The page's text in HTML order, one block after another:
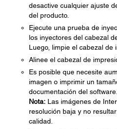
desactive cualquier ajuste
del producto.
Ejecute una prueba de
los inyectores del cabezal
Luego, limpie el cabezal de
Alinee el cabezal de
Es posible que necesite
imagen o imprimir un
documentación del software.
Nota: Las imágenes de
resolución baja y no
calidad.